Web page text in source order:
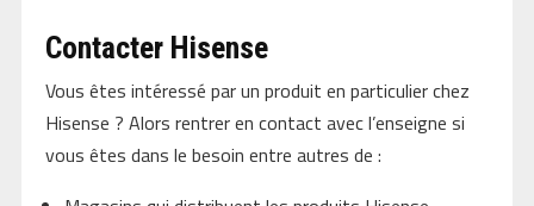
Contacter Hisense
Vous êtes intéressé par un produit en particulier chez
Hisense ? Alors rentrer en contact avec l’enseigne si
vous êtes dans le besoin entre autres de :